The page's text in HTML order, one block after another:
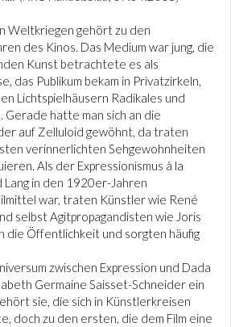
Weltkriegen gehört zu den
des Kinos. Das Medium war jung, die
Kunst betrachtete es als
das Publikum bekam in Privatzirkeln,
Lichtspielhäusern Radikales und
Gerade hatte man sich an die
auf Zelluloid gewöhnt, da traten
verinnerlichten Sehgewohnheiten
Als der Expressionismus à la
in den 1920er-Jahren
war, traten Künstler wie René
selbst Agitpropagandisten wie Joris
die Öffentlichkeit und sorgten häufig
zwischen Expression und Dada
Germaine Saisset-Schneider ein
sie, die sich in Künstlerkreisen
doch zu den ersten, die dem Film eine